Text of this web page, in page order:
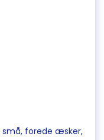
små, forede æsker,